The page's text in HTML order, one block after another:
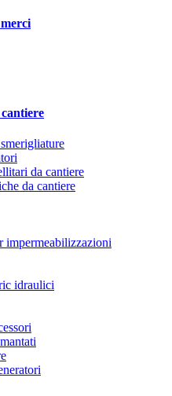
da cantiere
da cantiere
impermeabilizzazioni
idraulici